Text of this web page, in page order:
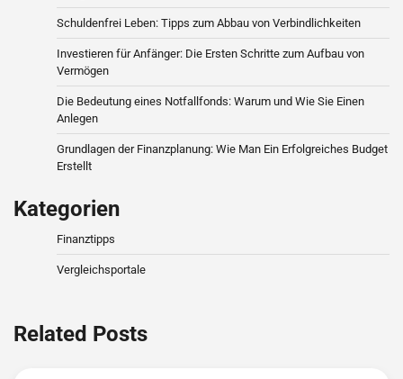
Schuldenfrei Leben: Tipps zum Abbau von Verbindlichkeiten
Investieren für Anfänger: Die Ersten Schritte zum Aufbau von
Vermögen
Die Bedeutung eines Notfallfonds: Warum und Wie Sie Einen
Anlegen
Grundlagen der Finanzplanung: Wie Man Ein Erfolgreiches Budget
Erstellt
Kategorien
Finanztipps
Vergleichsportale
Related Posts